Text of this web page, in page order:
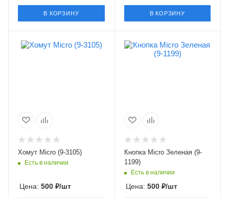
В КОРЗИНУ В КОРЗИНУ
Хомут Micro (9-3105)
Есть в наличии
Цена: 500 ₽/шт
Кнопка Micro Зеленая (9-
1199)
Есть в наличии
Цена: 500₽/шт